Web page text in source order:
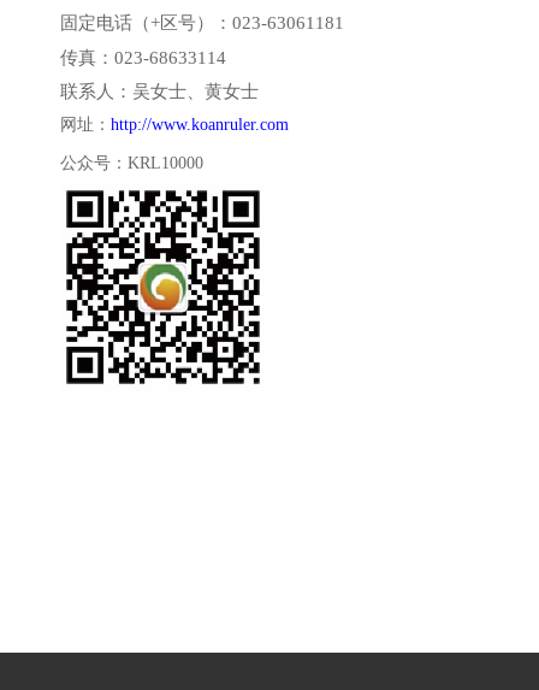
固定电话 （+区号）：023-63061181
传真 ：023-68633114
联系人
： 吴女士 黄女士
网址 ： http://www.koanruler.com
公众号 ：KRL10000